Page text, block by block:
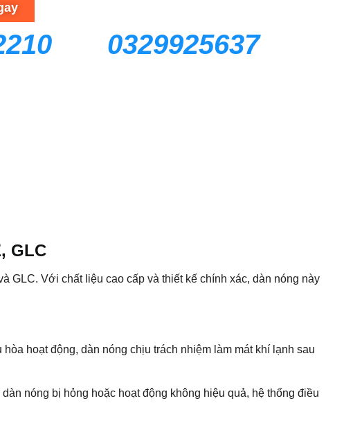
0329925637
GLC
GLC. Với chất liệu cao cấp và thiết kế chính xác, dàn nóng này
hoạt động, dàn nóng chịu trách nhiệm làm mát khí lạnh sau
nóng bị hỏng hoặc hoạt động không hiệu quả, hệ thống điều